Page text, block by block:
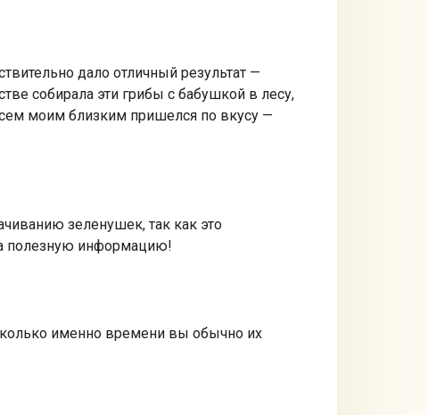
дало отличный результат —
собирала эти грибы с бабушкой в лесу,
моим близким пришелся по вкусу —
зеленушек, так как это
полезную информацию!
именно времени вы обычно их